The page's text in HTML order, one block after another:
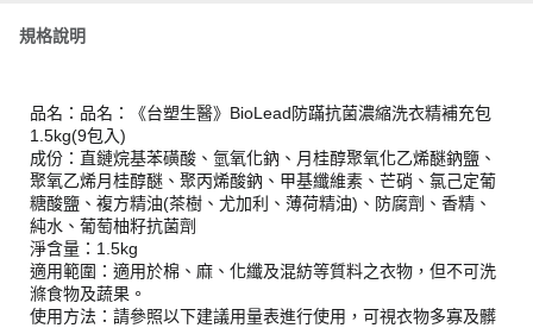
規格說明
品名：品名：《台塑生醫》BioLead防蹣抗菌濃縮洗衣精補充包
1.5kg(9包入)
成份：直鏈烷基苯磺酸、氫氧化鈉、月桂醇聚氧化乙烯醚鈉鹽、
聚氧乙烯月桂醇醚、聚丙烯酸鈉、甲基纖維素、芒硝、氯己定葡
糖酸鹽、複方精油(茶樹、尤加利、薄荷精油)、防腐劑、香精、
純水、葡萄柚籽抗菌劑
淨含量：1.5kg
適用範圍：適用於棉、麻、化纖及混紡等質料之衣物，但不可洗
滌食物及蔬果。
使用方法：請參照以下建議用量表進行使用，可視衣物多寡及髒